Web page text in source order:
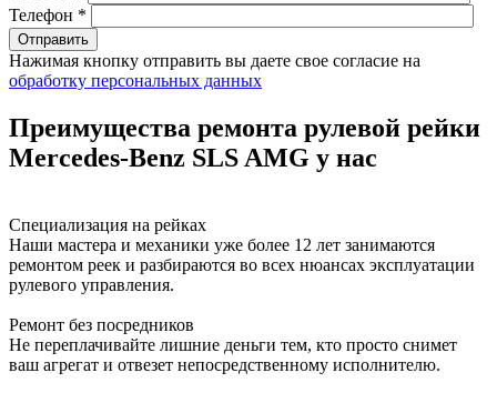
Телефон *
Нажимая кнопку отправить вы даете свое согласие на
обработку персональных данных
Преимущества ремонта рулевой рейки
Mercedes-Benz SLS AMG у нас
Специализация на рейках
Наши мастера и механики уже более 12 лет занимаются
ремонтом реек и разбираются во всех нюансах эксплуатации
рулевого управления.
Ремонт без посредников
Не переплачивайте лишние деньги тем, кто просто снимет
ваш агрегат и отвезет непосредственному исполнителю.